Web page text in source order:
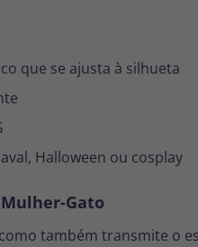
que se ajusta à silhueta
Halloween ou cosplay
Gato
também transmite o